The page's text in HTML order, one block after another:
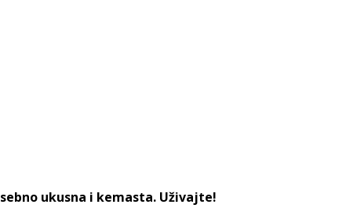
ukusna i kemasta. Uživajte!